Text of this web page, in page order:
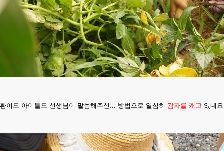
환이도 아이들도 선생님이 말씀해주신... 방법으로 열심히 감자를 캐고 있네요